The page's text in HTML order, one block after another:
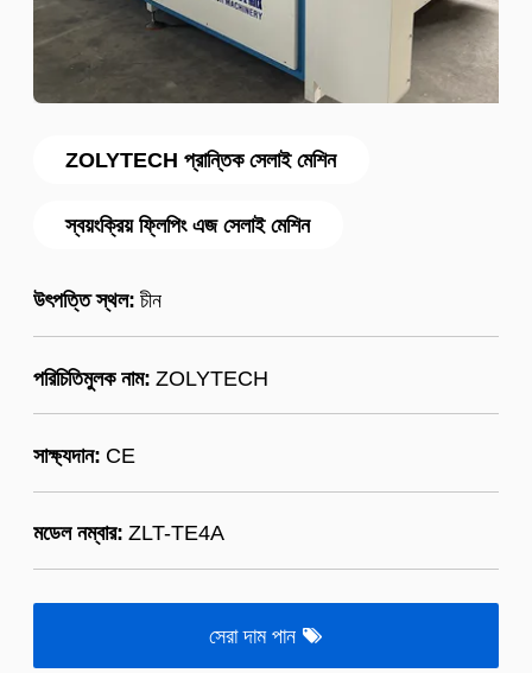
ZOLYTECH প্রান্তিক সেলাই মেশিন
স্বয়ংক্রিয় ফ্লিপিং এজ সেলাই মেশিন
উৎপত্তি স্থল: চীন
পরিচিতিমুলক নাম: ZOLYTECH
সাক্ষ্যদান: CE
মডেল নম্বার: ZLT-TE4A
সেরা দাম পান